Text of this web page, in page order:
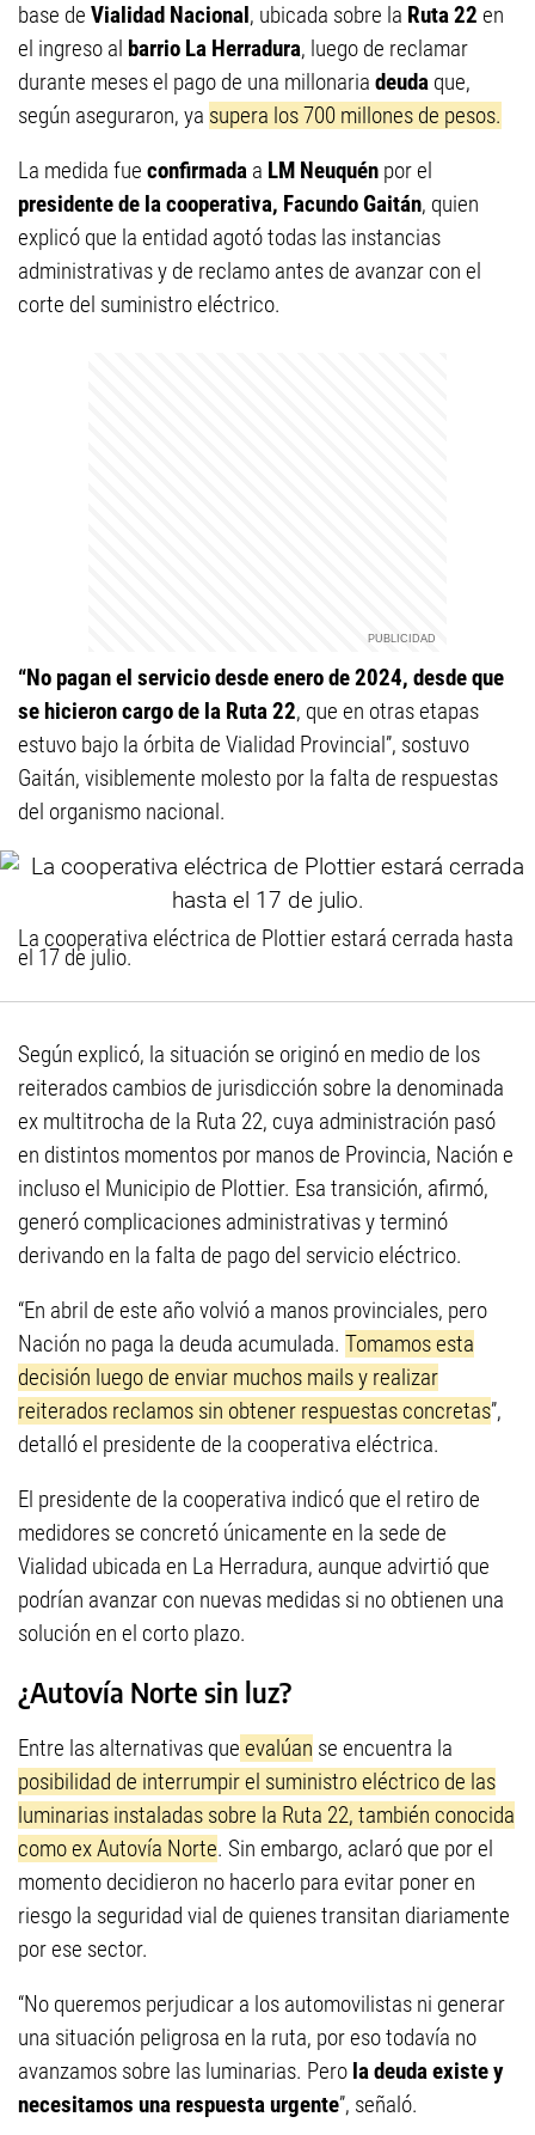
base de Vialidad Nacional, ubicada sobre la Ruta 22 en
el ingreso al barrio La Herradura, luego de reclamar
durante meses el pago de una millonaria deuda que,
según aseguraron, ya supera los 700 millones de pesos.
La medida fue confirmada a LM Neuquén por el
presidente de la cooperativa, Facundo Gaitán, quien
explicó que la entidad agotó todas las instancias
administrativas y de reclamo antes de avanzar con el
corte del suministro eléctrico.
“No pagan el servicio desde enero de 2024, desde que
se hicieron cargo de la Ruta 22, que en otras etapas
estuvo bajo la órbita de Vialidad Provincial”, sostuvo
Gaitán, visiblemente molesto por la falta de respuestas
del organismo nacional.
La cooperativa eléctrica de Plottier estará cerrada hasta
el 17 de julio.
Según explicó, la situación se originó en medio de los
reiterados cambios de jurisdicción sobre la denominada
ex multitrocha de la Ruta 22, cuya administración pasó
en distintos momentos por manos de Provincia, Nación e
incluso el Municipio de Plottier. Esa transición, afirmó,
generó complicaciones administrativas y terminó
derivando en la falta de pago del servicio eléctrico.
“En abril de este año volvió a manos provinciales, pero
Nación no paga la deuda acumulada. Tomamos esta
decisión luego de enviar muchos mails y realizar
reiterados reclamos sin obtener respuestas concretas”,
detalló el presidente de la cooperativa eléctrica.
El presidente de la cooperativa indicó que el retiro de
medidores se concretó únicamente en la sede de
Vialidad ubicada en La Herradura, aunque advirtió que
podrían avanzar con nuevas medidas si no obtienen una
solución en el corto plazo.
¿Autovía Norte sin luz?
Entre las alternativas que evalúan se encuentra la
posibilidad de interrumpir el suministro eléctrico de las
luminarias instaladas sobre la Ruta 22, también conocida
como ex Autovía Norte. Sin embargo, aclaró que por el
momento decidieron no hacerlo para evitar poner en
riesgo la seguridad vial de quienes transitan diariamente
por ese sector.
“No queremos perjudicar a los automovilistas ni generar
una situación peligrosa en la ruta, por eso todavía no
avanzamos sobre las luminarias. Pero la deuda existe y
necesitamos una respuesta urgente”, señaló.